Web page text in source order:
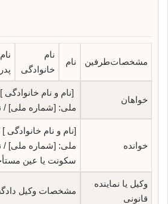
مشخصات‌طرفین نام
نام
خانوادگی
نام
پدر
خواهان
[نام و نام خانوادگی
ملی: [شماره ملی] /
خوانده
[نام و نام خانوادگی
ملی: [شماره ملی]
سکونت یا عین
وکیل یا نماینده
قانونی
مشخصات وکیل